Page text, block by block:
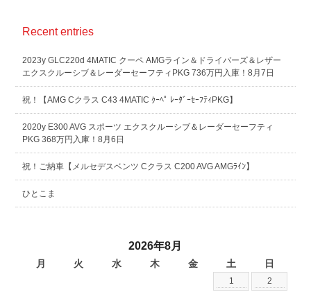
Recent entries
2023y GLC220d 4MATIC クーペ AMGライン＆ドライバーズ＆レザー
エクスクルーシブ＆レーダーセーフティPKG 736万円入庫！8月7日
祝！【AMG Cクラス C43 4MATIC ｸｰﾍﾟ ﾚｰﾀﾞｰｾｰﾌﾃｨPKG】
2020y E300 AVG スポーツ エクスクルーシブ＆レーダーセーフティ
PKG 368万円入庫！8月6日
祝！ご納車【メルセデスベンツ Cクラス C200 AVG AMGﾗｲﾝ】
ひとこま
2026年8月
月 火 水 木 金 土 日
1 2